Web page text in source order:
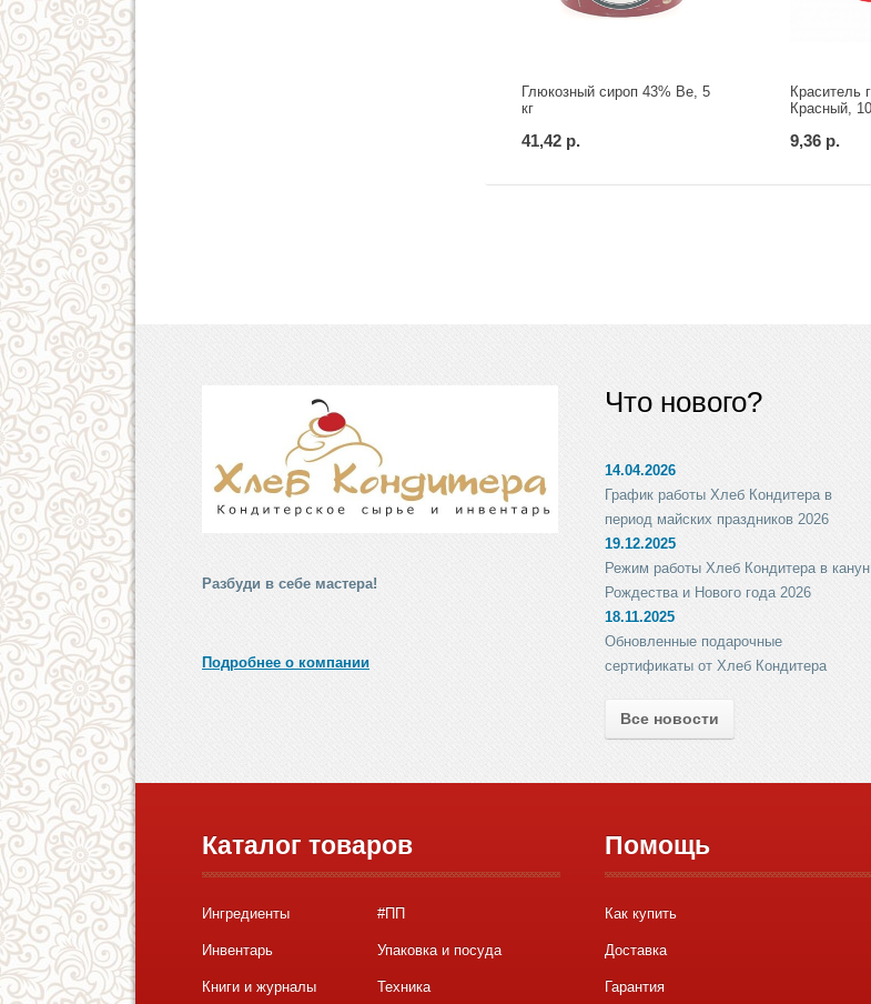
Глюкозный сироп 43% Ве, 5
кг
41,42 р.
Краситель
Красный,
9,36 р.
Разбуди в себе мастера!
Подробнее о компании
Что нового?
14.04.2026
График работы Хлеб Кондитера в
период майских праздников 2026
19.12.2025
Режим работы Хлеб Кондитера в канун
Рождества и Нового года 2026
18.11.2025
Обновленные подарочные
сертификаты от Хлеб Кондитера
Все новости
Каталог товаров
Ингредиенты #ПП
Инвентарь Упаковка и посуда
Книги и журналы Техника
Помощь
Как купить
Доставка
Гарантия